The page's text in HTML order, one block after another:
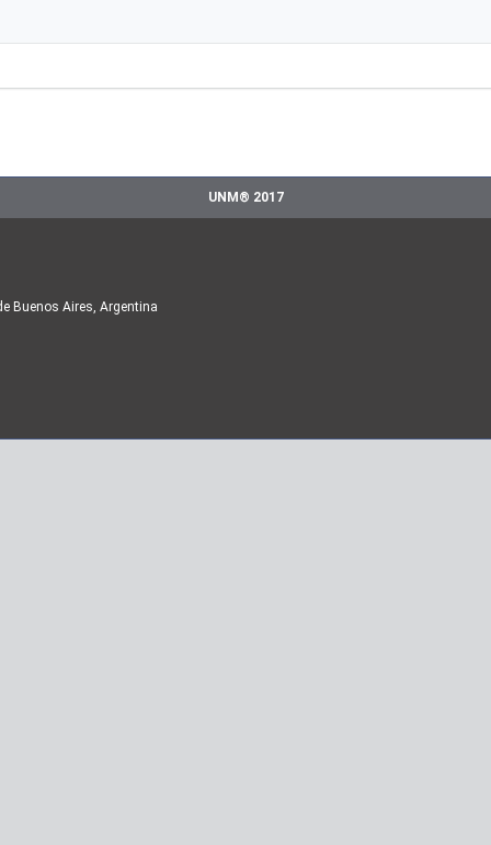
UNM® 2017
Buenos Aires, Argentina